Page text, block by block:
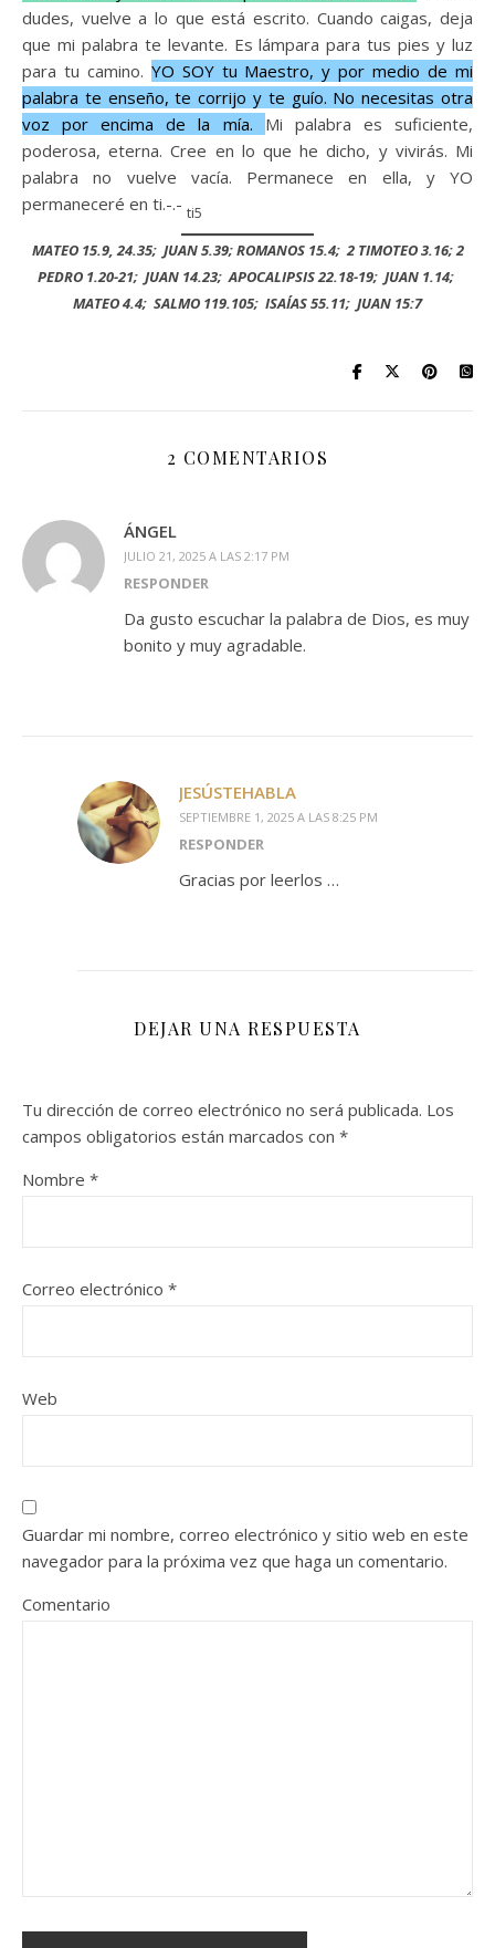
dudes, vuelve a lo que está escrito. Cuando caigas, deja
que mi palabra te levante. Es lámpara para tus pies y luz
para tu camino. YO SOY tu Maestro, y por medio de mi
palabra te enseño, te corrijo y te guío. No necesitas otra
voz por encima de la mía. Mi palabra es suficiente,
poderosa, eterna. Cree en lo que he dicho, y vivirás. Mi
palabra no vuelve vacía. Permanece en ella, y YO
permaneceré en ti.-.- ti5
MATEO 15.9, 24.35; JUAN 5.39; ROMANOS 15.4; 2 TIMOTEO 3.16; 2
PEDRO 1.20-21; JUAN 14.23; APOCALIPSIS 22.18-19; JUAN 1.14;
MATEO 4.4; SALMO 119.105; ISAÍAS 55.11; JUAN 15:7
2 COMENTARIOS
ÁNGEL
JULIO 21, 2025 A LAS 2:17 PM
RESPONDER
Da gusto escuchar la palabra de Dios, es muy
bonito y muy agradable.
JESÚSTEHABLA
SEPTIEMBRE 1, 2025 A LAS 8:25 PM
RESPONDER
Gracias por leerlos …
DEJAR UNA RESPUESTA
Tu dirección de correo electrónico no será publicada. Los
campos obligatorios están marcados con *
Nombre *
Correo electrónico *
Web
Guardar mi nombre, correo electrónico y sitio web en este
navegador para la próxima vez que haga un comentario.
Comentario